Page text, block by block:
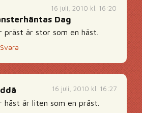
16 juli, 2010 kl. 16:20
Dag
präst är stor som en häst.
Svara
16 juli, 2010 kl. 16:27
häst är liten som en präst.